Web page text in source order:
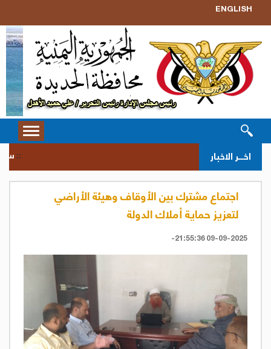
ENGLISH
Toggle
اخــر الاخبار سحب
اجتماع مشترك بين الأوقاف وهيئة الأراضي
لتعزيز حماية أملاك الدولة
09-09-2025 21:55:36-